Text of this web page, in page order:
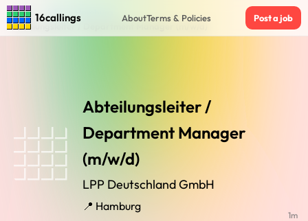
16callings AboutTerms & Policies Post a job
Home Jobs in Hamburg
Abteilungsleiter / Department Manager (m/w/d)
Abteilungsleiter /
Department Manager
(m/w/d)
LPP Deutschland GmbH
📍 Hamburg
1m